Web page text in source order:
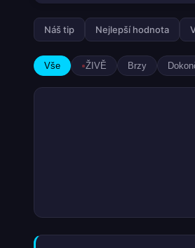
Náš tip Nejlepší hodnota
Vše ŽIVĚ Brzy